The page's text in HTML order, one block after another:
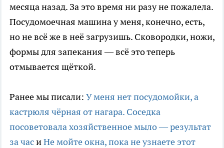
месяца назад. За это время ни разу не пожалела.
Посудомоечная машина у меня, конечно, есть,
но не всё же в неё загрузишь. Сковородки, ножи,
формы для запекания — всё это теперь
отмывается щёткой.
Ранее мы писали: У меня нет посудомойки, а
кастрюля чёрная от нагара. Соседка
посоветовала хозяйственное мыло — результат
за часиНе мойте окна, пока не узнаете этот